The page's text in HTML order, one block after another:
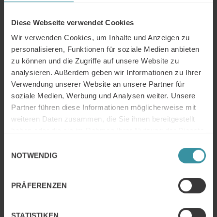
Diese Webseite verwendet Cookies
Wir verwenden Cookies, um Inhalte und Anzeigen zu
personalisieren, Funktionen für soziale Medien anbieten
zu können und die Zugriffe auf unsere Website zu
analysieren. Außerdem geben wir Informationen zu Ihrer
Verwendung unserer Website an unsere Partner für
soziale Medien, Werbung und Analysen weiter. Unsere
Partner führen diese Informationen möglicherweise mit
weiteren Daten zusammen, die Sie ihnen bereitgestellt
NOTWENDIG
PRÄFERENZEN
STATISTIKEN
Klicken Sie auf den Registrierungsbutton unten um sich
kostenlos und unverbindlich für das Online Seminar